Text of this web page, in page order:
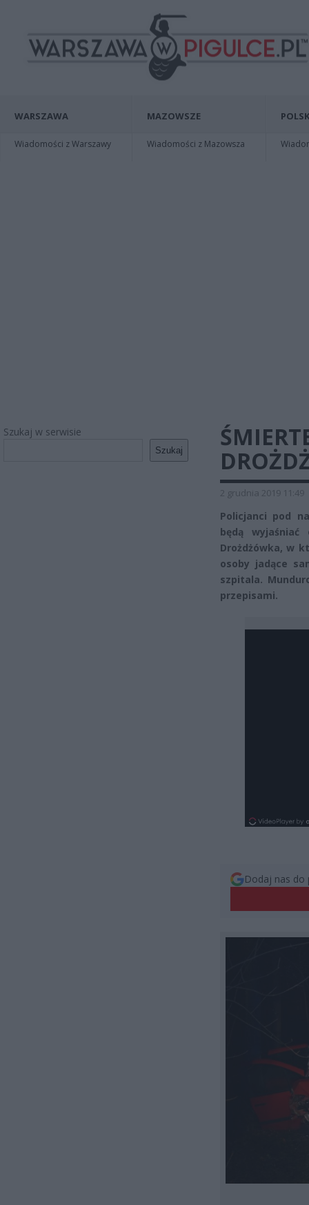
WARSZAWA
Wiadomości z Warszawy
MAZOWSZE
Wiadomości z Mazowsza
Szukaj w serwisie
Szukaj
2 grudnia 2019 11:49
Policjanci pod
będą
Drożdżówka, w
osoby jadące
szpitala.
przepisami.
Dodaj nas do